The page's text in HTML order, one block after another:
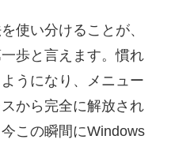
使い分けることが、
歩と言えます。慣れ
うになり、メニュー
から完全に解放され
この瞬間にWindows